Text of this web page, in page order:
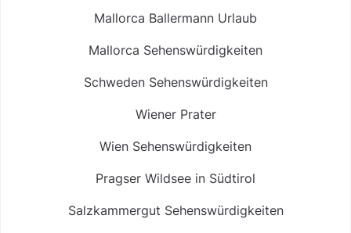
Mallorca Ballermann Urlaub
Mallorca Sehenswürdigkeiten
Schweden Sehenswürdigkeiten
Wiener Prater
Wien Sehenswürdigkeiten
Pragser Wildsee in Südtirol
Salzkammergut Sehenswürdigkeiten